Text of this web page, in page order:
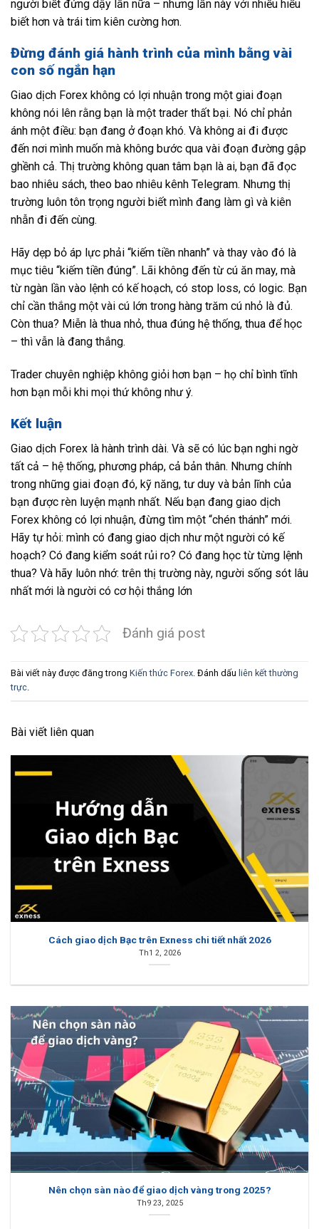
người biết đứng dậy lần nữa – nhưng lần này với nhiều hiểu
biết hơn và trái tim kiên cường hơn.
Đừng đánh giá hành trình của mình bằng vài
con số ngắn hạn
Giao dịch Forex không có lợi nhuận trong một giai đoạn
không nói lên rằng bạn là một trader thất bại. Nó chỉ phản
ánh một điều: bạn đang ở đoạn khó. Và không ai đi được
đến nơi mình muốn mà không bước qua vài đoạn đường gập
ghềnh cả. Thị trường không quan tâm bạn là ai, bạn đã đọc
bao nhiêu sách, theo bao nhiêu kênh Telegram. Nhưng thị
trường luôn tôn trọng người biết mình đang làm gì và kiên
nhẫn đi đến cùng.
Hãy dẹp bỏ áp lực phải “kiếm tiền nhanh” và thay vào đó là
mục tiêu “kiếm tiền đúng”. Lãi không đến từ cú ăn may, mà
từ ngàn lần vào lệnh có kế hoạch, có stop loss, có logic. Bạn
chỉ cần thắng một vài cú lớn trong hàng trăm cú nhỏ là đủ.
Còn thua? Miễn là thua nhỏ, thua đúng hệ thống, thua để học
– thì vẫn là đang thắng.
Trader chuyên nghiệp không giỏi hơn bạn – họ chỉ bình tĩnh
hơn bạn mỗi khi mọi thứ không như ý.
Kết luận
Giao dịch Forex là hành trình dài. Và sẽ có lúc bạn nghi ngờ
tất cả – hệ thống, phương pháp, cả bản thân. Nhưng chính
trong những giai đoạn đó, kỹ năng, tư duy và bản lĩnh của
bạn được rèn luyện mạnh nhất. Nếu bạn đang giao dịch
Forex không có lợi nhuận, đừng tìm một “chén thánh” mới.
Hãy tự hỏi: mình có đang giao dịch như một người có kế
hoạch? Có đang kiểm soát rủi ro? Có đang học từ từng lệnh
thua? Và hãy luôn nhớ: trên thị trường này, người sống sót lâu
nhất mới là người có cơ hội thắng lớn
Đánh giá post
Bài viết này được đăng trong Kiến thức Forex. Đánh dấu liên kết thường
trực.
Bài viết liên quan
Cách giao dịch Bạc trên Exness chi tiết nhất 2026
Th1 2, 2026
Nên chọn sàn nào để giao dịch vàng trong 2025?
Th9 23, 2025